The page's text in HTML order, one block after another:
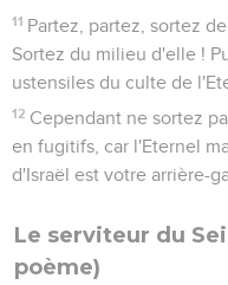
11 Partez, partez, sortez
Sortez du milieu d'elle !
ustensiles du culte de
12 Cependant ne sortez
en fugitifs, car l'Eternel
d'Israël est votre arrière-
Le serviteur du
poème)